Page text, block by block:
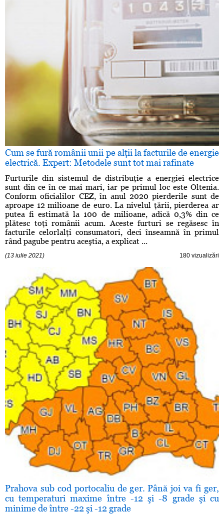
Cum se fură românii unii pe alţii la facturile de energie
electrică. Expert: Metodele sunt tot mai rafinate
Furturile din sistemul de distribuţie a energiei electrice
sunt din ce în ce mai mari, iar pe primul loc este Oltenia.
Conform oficialilor CEZ, în anul 2020 pierderile sunt de
aproape 12 milioane de euro. La nivelul ţării, pierderea ar
putea fi estimată la 100 de milioane, adică 0,3% din ce
plătesc toţi românii acum. Aceste furturi se regăsesc în
facturile celorlalţi consumatori, deci înseamnă în primul
rând pagube pentru aceştia, a explicat ...
(13 iulie 2021) 180 vizualizări
Prahova sub cod portocaliu de ger. Până joi va fi ger,
cu temperaturi maxime între -12 şi -8 grade şi cu
minime de între -22 şi -12 grade